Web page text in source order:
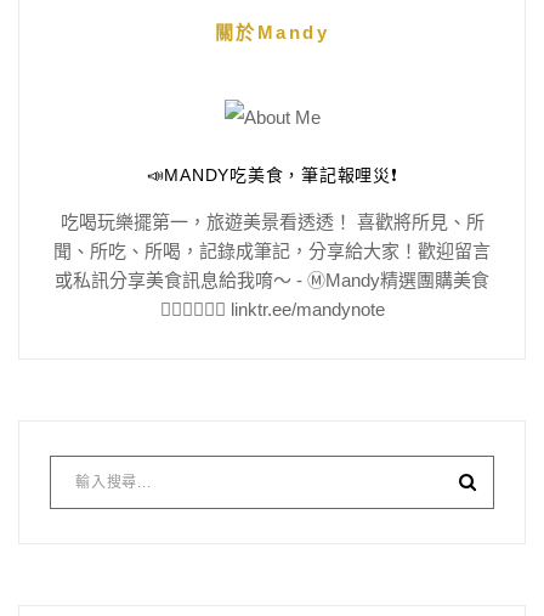
關於Mandy
📣MANDY吃美食，筆記報哩災❗️
吃喝玩樂擺第一，旅遊美景看透透！ 喜歡將所見、所
聞、所吃、所喝，記錄成筆記，分享給大家！歡迎留言
或私訊分享美食訊息給我唷～ - Ⓜ️Mandy精選團購美食
👇🏻👇🏻👇🏻 linktr.ee/mandynote